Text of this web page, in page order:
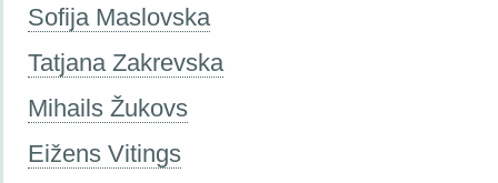
Sofija Maslovska
Tatjana Zakrevska
Mihails Žukovs
Eižens Vitings